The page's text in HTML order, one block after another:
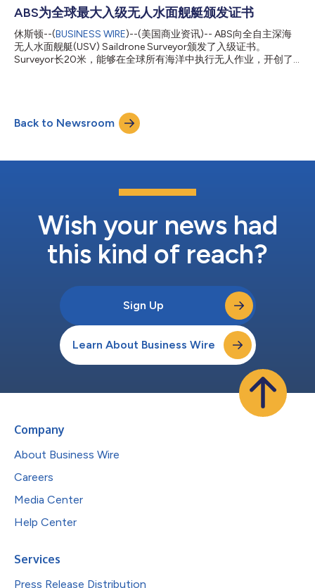
活性和机动性。 根据谅解备忘录，ABS与Persona AI将合作开展一
最终，该合作将助力制定新的ABS标准，规范支持数字化和远程勘
测技术所需的数据类型和质量。这些标准不仅将指导未来的机器人
设计，还将帮助理解如何收集、评估和应用机器人数据以满足认证
于制定标准和协议，使人形...
ABS为全球最大入级无人水面舰艇颁发证书
休斯顿--(BUSINESS WIRE)--(美国商业资讯)-- ABS向全自主深海
无人水面舰艇(USV) Saildrone Surveyor颁发了入级证书。
Surveyor长20米，能够在全球所有海洋中执行无人作业，开创了
拓新领域，为创新发展设定节奏。这一进步源于我们对ABS技术能
力的投资，同时我们始终专注于安全，帮助确保我们的规范能够支
持创新。” Saildrone创始人兼首席执行官Richard Jenkins表
业表明，Saildrone USV成熟、安全、经过测试并已准备好规模化
程，但我们很自豪能成为世界上第一家做到这一点的公司，也很自
豪我们的系统达到了ABS入级证书所要求的最高标准。” 20米长的
Back to Newsroom
Wish your news had
this kind of reach?
Sign Up
Learn About Business Wire
Company
About Business Wire
Careers
Media Center
Help Center
Services
Press Release Distribution